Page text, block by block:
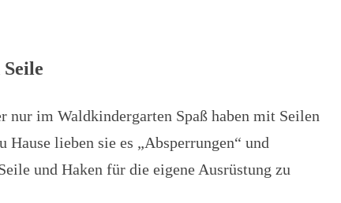
nur im Waldkindergarten Spaß haben mit Seilen
lieben sie es „Absperrungen“ und
und Haken für die eigene Ausrüstung zu